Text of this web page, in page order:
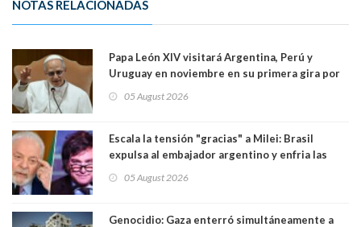
NOTAS RELACIONADAS
Papa León XIV visitará Argentina, Perú y
Uruguay en noviembre en su primera gira por
05 August 2026
Escala la tensión "gracias" a Milei: Brasil
expulsa al embajador argentino y enfria las
trasandino
05 August 2026
Genocidio: Gaza enterró simultáneamente a